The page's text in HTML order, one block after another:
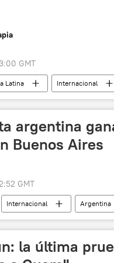
GMT
Latina Internacional
argentina
Buenos Aires
GMT
Internacional Argentina
la última